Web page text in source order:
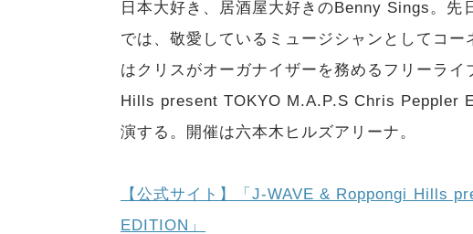
日本大好き、居酒屋大好きのBenny Sings。
では、敬愛しているミュージシャンとしてコ
はクリスがオーガナイザーを務めるフリーラ
Hills present TOKYO M.A.P.S Chris Peppler
演する。開催は六本木ヒルズアリーナ。
【公式サイト】「J-WAVE & Roppongi Hills
EDITION」